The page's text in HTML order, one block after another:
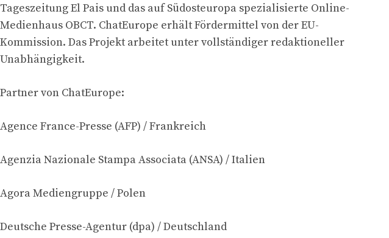
Tageszeitung El Pais und das auf Südosteuropa spezialisierte Online-
Medienhaus OBCT. ChatEurope erhält Fördermittel von der EU-
Kommission. Das Projekt arbeitet unter vollständiger redaktioneller
Unabhängigkeit.
Partner von ChatEurope:
Agence France-Presse (AFP) / Frankreich
Agenzia Nazionale Stampa Associata (ANSA) / Italien
Agora Mediengruppe / Polen
Deutsche Presse-Agentur (dpa) / Deutschland